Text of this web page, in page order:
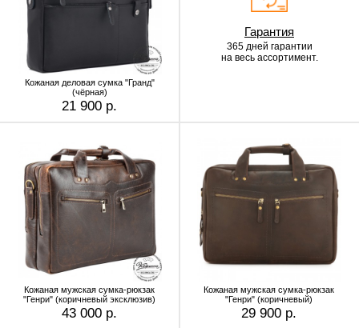
Кожаная деловая сумка "Гранд"
(чёрная)
21 900 р.
Гарантия
365 дней гарантии
на весь ассортимент.
Кожаная мужская сумка-рюкзак
"Генри" (коричневый эксклюзив)
43 000 р.
Кожаная мужская сумка-рюкзак
"Генри" (коричневый)
29 900 р.